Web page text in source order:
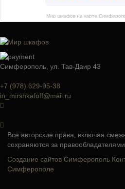
Мир шкафов на карте
Симферополь, ул. Тав-Даир 43
+7 (978) 629-95-38
in_mirshkafoff@mail.ru
Все авторские права, включая
сохраняются за правообладателями
Создание сайтов Симферополь
Симферополе